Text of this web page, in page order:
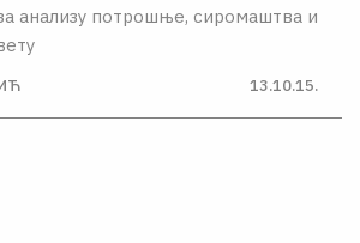
анализу потрошње, сиромаштва и
13.10.15.